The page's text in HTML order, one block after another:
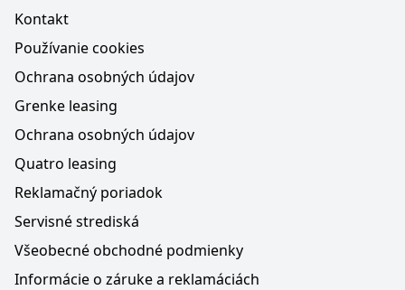
Kontakt
Používanie cookies
Ochrana osobných údajov
Grenke leasing
Ochrana osobných údajov
Quatro leasing
Reklamačný poriadok
Servisné strediská
Všeobecné obchodné podmienky
Informácie o záruke a reklamáciách